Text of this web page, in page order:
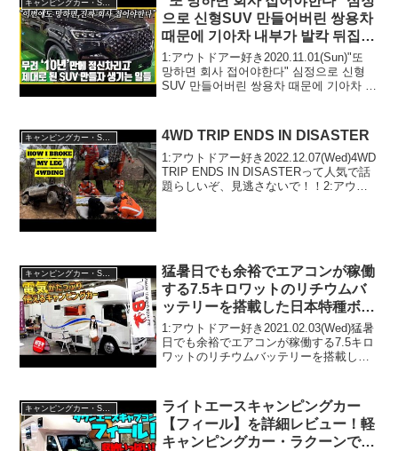
으로 신형SUV 만들어버린 쌍용차
때문에 기아차 내부가 발칵 뒤집어
진 놀라운 이유 "이제 소비자가 원
하는 차 만들겠다"는 태세전환에
모두가 놀랐다
1:アウトドアー好き2020.11.01(Sun)"또
망하면 회사 접어야한다" 심정으로 신형
SUV 만들어버린 쌍용차 때문에 기아차 내
모두...
キャンピングカー・SUV人気車種 4WD TRIP ENDS IN DISASTER
1:アウトドアー好き2022.12.07(Wed)4WD
TRIP ENDS IN DISASTERって人気で話
題らしいぞ、見逃さないで！！2:アウト
猛暑日でも余裕でエアコンが稼働
する7.5キロワットのリチウムバ
ッテリーを搭載した日本特種ボデ
ィーのキャブコンASAKAZE
1:アウトドアー好き2021.02.03(Wed)猛暑
日でも余裕でエアコンが稼働する7.5キロ
ワットのリチウムバッテリーを搭載した
逃さないで！！2:アウトドアー好き
2021...
キャンピングカー・SUV人気車種
ライトエースキャンピングカー
【フィール】を詳細レビュー！軽
キャンピングカー・ラクーンで有